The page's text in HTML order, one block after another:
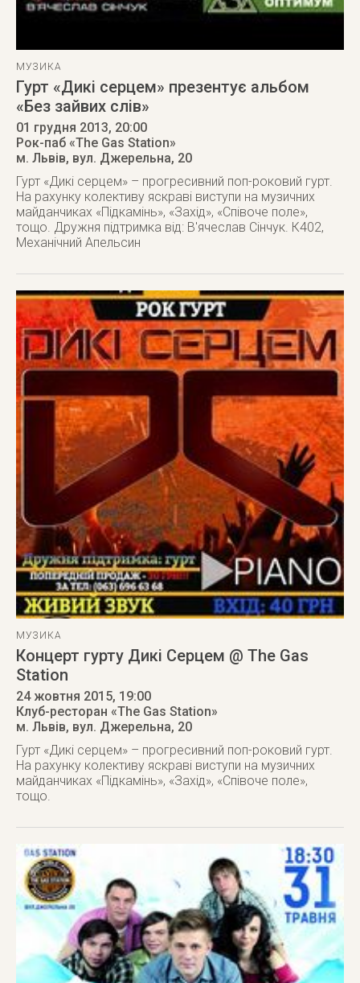
МУЗИКА
Гурт «Дикі серцем» презентує альбом
«Без зайвих слів»
01 грудня 2013, 20:00
Рок-паб «The Gas Station»
м. Львів, вул. Джерельна, 20
Гурт «Дикі серцем» – прогресивний поп-роковий гурт.
На рахунку колективу яскраві виступи на музичних
майданчиках «Підкамінь», «Захід», «Співоче поле»,
тощо. Дружня підтримка від: В'ячеслав Сінчук. К402,
Механічний Апельсин
МУЗИКА
Концерт гурту Дикі Серцем @ The Gas
Station
24 жовтня 2015, 19:00
Клуб-ресторан «The Gas Station»
м. Львів, вул. Джерельна, 20
Гурт «Дикі серцем» – прогресивний поп-роковий гурт.
На рахунку колективу яскраві виступи на музичних
майданчиках «Підкамінь», «Захід», «Співоче поле»,
тощо.